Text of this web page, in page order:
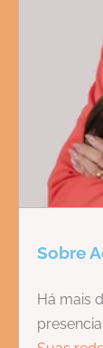
Sobre
Há mais